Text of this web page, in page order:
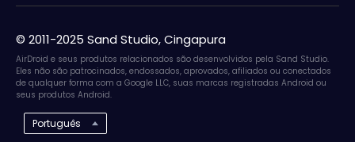
© 2011-2025 Sand Studio, Cingapura
AirDroid e seus produtos relacionados são desenvolvidos pela Sand Studio.
Eles não são patrocinados, endossados, aprovados, afiliados ou conectados
de qualquer forma com a Google LLC, suas marcas registradas Android ou
seus produtos Android.
Português